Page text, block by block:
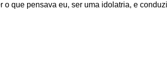
o que pensava eu, ser uma idolatria, e